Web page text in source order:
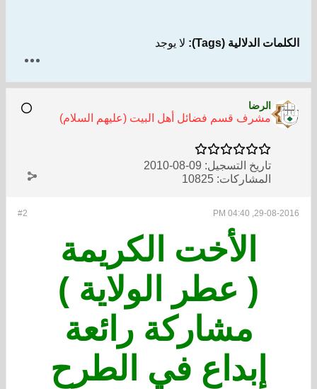
الكلمات الدلالية (Tags): لا يوجد
الرضا
مشرف قسم فضائل أهل البيت (عليهم السلام)
تاريخ التسجيل: 09-08-2010
المشاركات: 10825
#2 29-08-2016, 04:40 PM
الأخت الكريمة
( عطر الولاية )
مشاركة رائعة
إبداع في الطرح